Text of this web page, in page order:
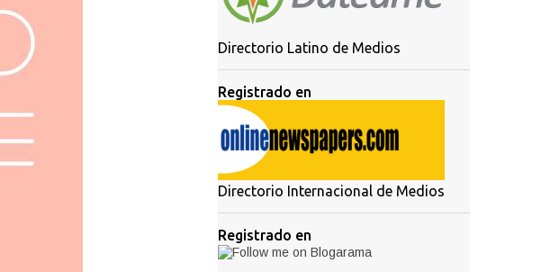
Directorio Latino de Medios
Registrado en
Directorio Internacional de Medios
Registrado en